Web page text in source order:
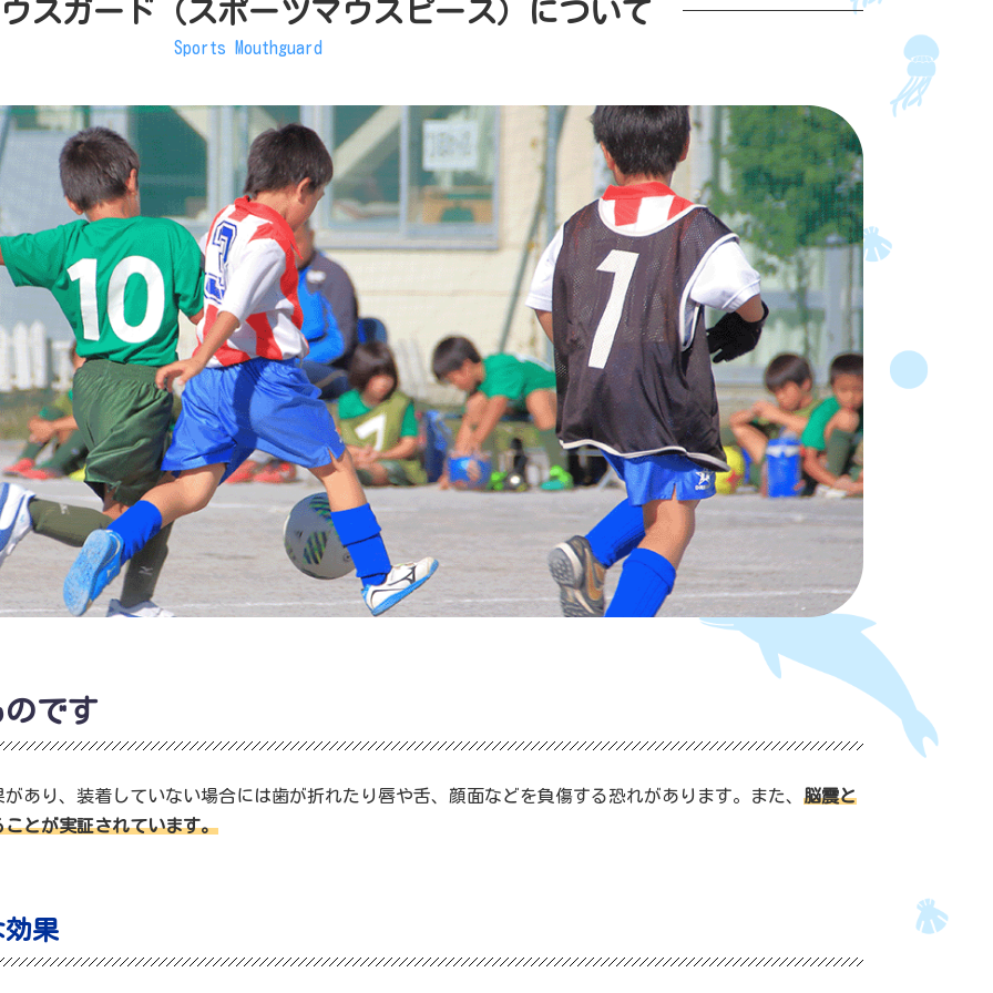
スガード（スポーツマウスピース）について
Sports Mouthguard
です
あり、装着していない場合には歯が折れたり唇や舌、顔面などを負傷する恐れがあります。また、 脳震と
とが実証されています。
果